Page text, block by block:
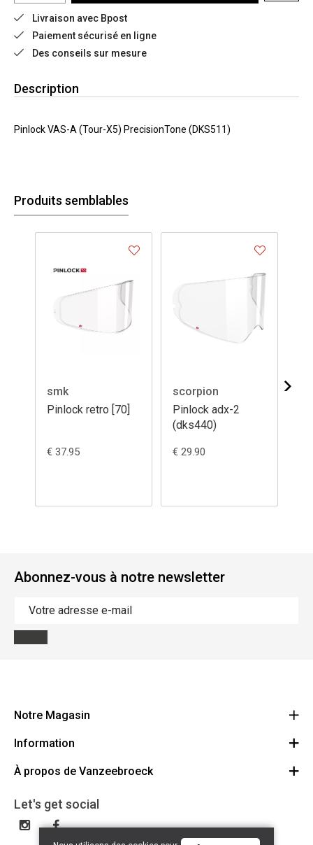
Livraison avec Bpost
Paiement sécurisé en ligne
Des conseils sur mesure
Description
Pinlock VAS-A (Tour-X5) PrecisionTone (DKS511)
Produits semblables
smk
Pinlock retro [70]
€ 37.95
scorpion
Pinlock adx-2
(dks440)
€ 29.90
Abonnez-vous à notre newsletter
Notre Magasin
Vanzeebroeck Motors
1600 Sint-Pieters-Leeuw
023316022
Information
Annulation Commande
Conditions générales
À propos de Vanzeebroeck
Cheque Cadeau
Échange et Retours
Let's get social